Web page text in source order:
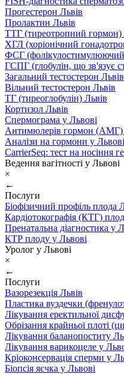
Прогестерон Львів
Пролактин Львів
ТТГ (тиреотропний гормон)
ХГЛ (хоріонічний
ФСГ
ГСПГ (глобулін, що зв'язує
Загальний тестостерон Львів
Вільний тестостерон Львів
ТГ (тиреоглобулін) Львів
Кортизол Львів
Спермограма у Львові
Антимюлерів гормон (АМГ)
Аналізи на гормони у Львові
CarrierSeq: тест на носіння
Ведення вагітності у Львові
×
←
Послуги
Біофізичний профіль плода
Кардіотокографія (КТГ)
Пренатальна діагностика у
КТР плоду у Львові
Уролог у Львові
×
←
Послуги
Вазорезекція Львів
Пластика вуздечки
Лікування еректильної
Обрізання крайньої плоті
Лікування баланопоститу
Лікування варикоцеле у
Кріоконсервація сперми у
Біопсія яєчка у Львові